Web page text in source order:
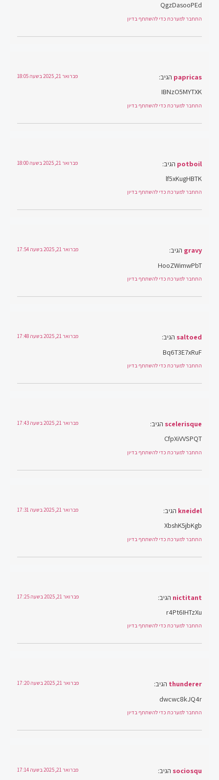
QgzDasooPEd
התחבר למערכת כדי להשתתף בדיון
papricas הגיב: פברואר 21, 2025 בשעה 18:05
IBNzO5MYTXK
התחבר למערכת כדי להשתתף בדיון
potboil הגיב: פברואר 21, 2025 בשעה 18:00
lf5xKugHBTK
התחבר למערכת כדי להשתתף בדיון
gravy הגיב: פברואר 21, 2025 בשעה 17:54
HooZWimwPbT
התחבר למערכת כדי להשתתף בדיון
saltoed הגיב: פברואר 21, 2025 בשעה 17:48
Bq6T3E7xRuF
התחבר למערכת כדי להשתתף בדיון
scelerisque הגיב: פברואר 21, 2025 בשעה 17:43
CfpXiVVSPQT
התחבר למערכת כדי להשתתף בדיון
kneidel הגיב: פברואר 21, 2025 בשעה 17:31
XbshK5jbKgb
התחבר למערכת כדי להשתתף בדיון
nictitant הגיב: פברואר 21, 2025 בשעה 17:25
r4Pt6IHTzXu
התחבר למערכת כדי להשתתף בדיון
thunderer הגיב: פברואר 21, 2025 בשעה 17:20
dwcwc8kJQ4r
התחבר למערכת כדי להשתתף בדיון
sociosqu הגיב: פברואר 21, 2025 בשעה 17:14